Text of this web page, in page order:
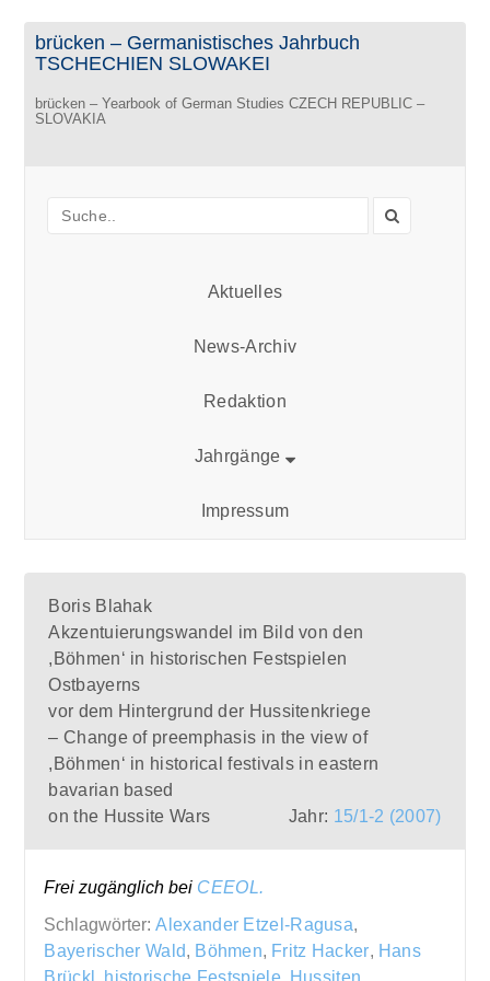
brücken – Germanistisches Jahrbuch
TSCHECHIEN SLOWAKEI
brücken – Yearbook of German Studies CZECH REPUBLIC –
SLOVAKIA
Aktuelles
News-Archiv
Redaktion
Jahrgänge
Impressum
Boris Blahak
Akzentuierungswandel im Bild von den
,Böhmen‘ in historischen Festspielen
Ostbayerns
vor dem Hintergrund der Hussitenkriege
– Change of preemphasis in the view of
,Böhmen‘ in historical festivals in eastern
bavarian based
on the Hussite Wars
Jahr: 15/1-2 (2007)
Frei zugänglich bei CEEOL.
Schlagwörter:Alexander Etzel-Ragusa,
Bayerischer Wald, Böhmen, Fritz Hacker, Hans
Brückl
historische Festspiele, Hussiten